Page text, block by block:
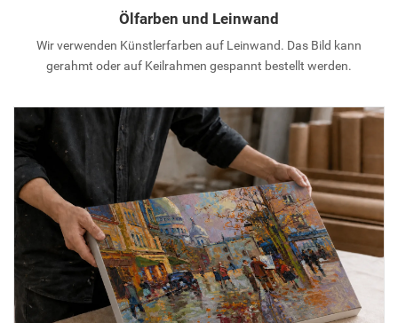
Ölfarben und Leinwand
Wir verwenden Künstlerfarben auf Leinwand. Das Bild kann
gerahmt oder auf Keilrahmen gespannt bestellt werden.